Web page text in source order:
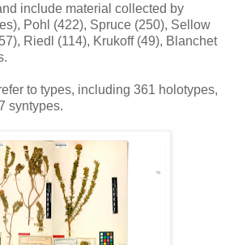
include material collected by
Pohl (422), Spruce (250), Sellow
Riedl (114), Krukoff (49), Blanchet
to types, including 361 holotypes,
syntypes.